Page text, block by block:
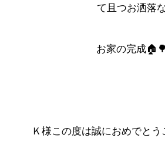
て且つお洒落
お家の完成🏠🌳
Ｋ様この度は誠におめでと